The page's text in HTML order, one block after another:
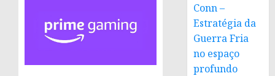
Conn –
Estratégia da
Guerra Fria
no espaço
profundo